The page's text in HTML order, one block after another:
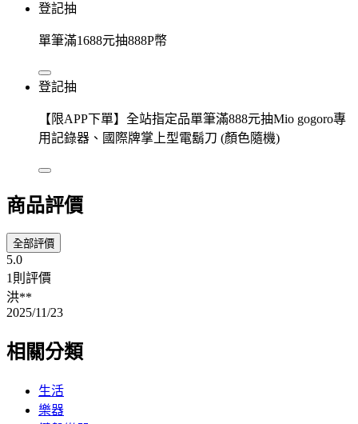
登記抽
單筆滿1688元抽888P幣
登記抽
【限APP下單】全站指定品單筆滿888元抽Mio gogoro專
用記錄器、國際牌掌上型電鬍刀 (顏色隨機)
商品評價
全部評價
5.0
1則評價
洪**
2025/11/23
相關分類
生活
樂器